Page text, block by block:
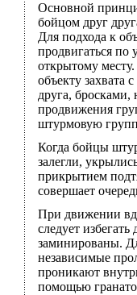
Основной
бойцом друг
Для подхода к
продвигаться
открытому
объекту захвата
друга,
продвижения
штурмовую
Когда бойцы
залегли,
прикрытием
совершает
При движении
следует
заминированы.
независимые
проникают
помощью